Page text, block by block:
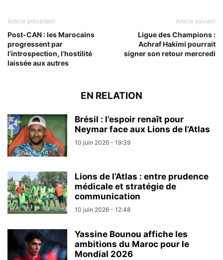
Article précédent
Post-CAN : les Marocains
progressent par
l’introspection, l’hostilité
laissée aux autres
Article suivant
Ligue des Champions :
Achraf Hakimi pourrait
signer son retour mercredi
EN RELATION
Brésil : l’espoir renaît pour
Neymar face aux Lions de l’Atlas
10 juin 2026 - 19:39
Lions de l’Atlas : entre prudence
médicale et stratégie de
communication
10 juin 2026 - 12:48
Yassine Bounou affiche les
ambitions du Maroc pour le
Mondial 2026